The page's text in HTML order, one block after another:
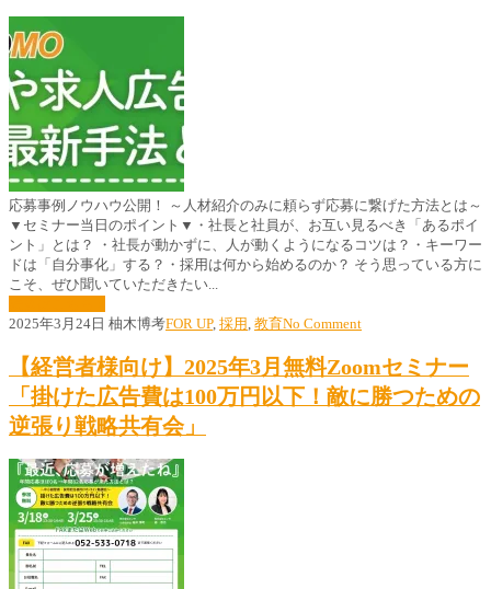
応募事例ノウハウ公開！ ～人材紹介のみに頼らず応募に繋げた方法とは～
▼セミナー当日のポイント▼・社長と社員が、お互い見るべき「あるポイ
ント」とは？ ・社長が動かずに、人が動くようになるコツは？・キーワー
ドは「自分事化」する？・採用は何から始めるのか？ そう思っている方に
こそ、ぜひ聞いていただきたい...
2025年3月24日 柚木博考FOR UP, 採用 , 教育No Comment
【経営者様向け】2025年3月無料Zoomセミナー
「掛けた広告費は100万円以下！敵に勝つための
逆張り戦略共有会」